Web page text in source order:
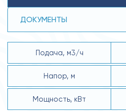
ДОКУМЕНТЫ
Подача, м3/ч
Напор, м
Мощность, кВт